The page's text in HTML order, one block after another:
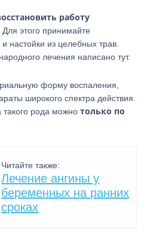
работу
. Для этого принимайте
настойки из целебных трав.
лечения написано тут.
форму воспаления,
широкого спектра действия.
такого рода можнотолько по
Читайте также:
Лечение ангины у
беременных на ранних
сроках